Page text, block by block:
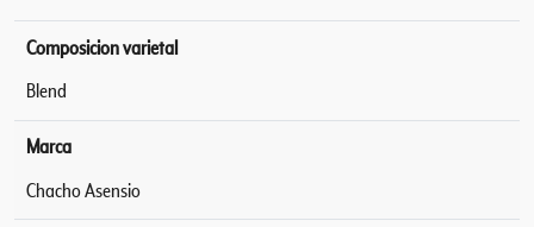
Composicion varietal
Blend
Marca
Chacho Asensio